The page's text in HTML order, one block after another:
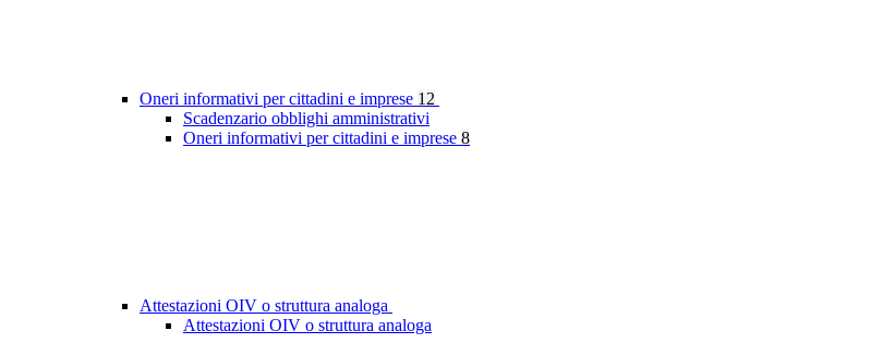
Oneri informativi per cittadini e imprese 12
Scadenzario obblighi amministrativi
Oneri informativi per cittadini e imprese 8
Attestazioni OIV o struttura analoga
Attestazioni OIV o struttura analoga